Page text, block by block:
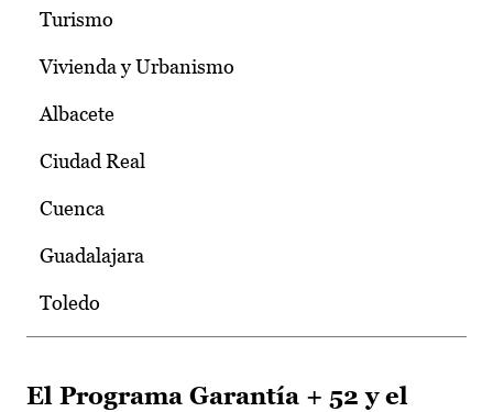
Turismo
Vivienda y Urbanismo
Albacete
Ciudad Real
Cuenca
Guadalajara
Toledo
El Programa Garantía + 52 y el